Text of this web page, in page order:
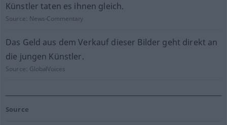
Künstler taten es ihnen gleich.
Source: News-Commentary
Das Geld aus dem Verkauf dieser Bilder geht direkt an
die jungen Künstler.
Source: GlobalVoices
Source